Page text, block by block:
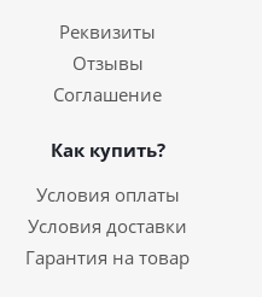
Реквизиты
Отзывы
Соглашение
Как купить?
Условия оплаты
Условия доставки
Гарантия на товар